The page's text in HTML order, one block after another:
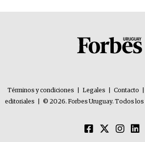
Términos y condiciones Legales Contacto
editoriales
© 2026. Forbes Uruguay. Todos los